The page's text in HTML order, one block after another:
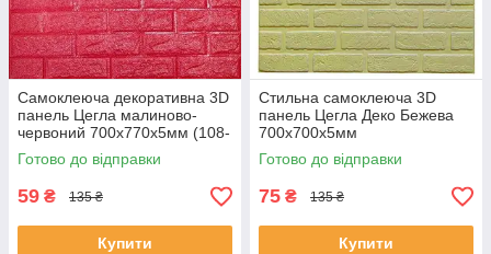
Самоклеюча декоративна 3D
панель Цегла малиново-
червоний 700x770x5мм (108-
5)
Готово до відправки
59 ₴ 135 ₴
Купити
Стильна самоклеюча 3D
панель Цегла Деко Бежева
700x700x5мм
Готово до відправки
75 ₴ 135 ₴
Купити